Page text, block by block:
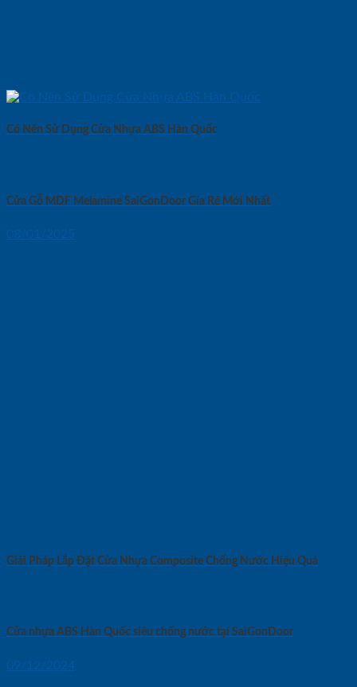
Có Nên Sử Dụng Cửa Nhựa ABS Hàn Quốc
Cửa Gỗ MDF Melamine SaiGonDoor Gía Rẻ Mới Nhất
08/01/2025
Giải Pháp Lắp Đặt Cửa Nhựa Composite Chống Nước Hiệu Quả
Cửa nhựa ABS Hàn Quốc siêu chống nước tại SaiGonDoor
09/12/2024